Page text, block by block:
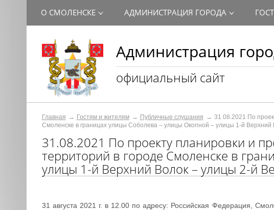
Администрация
официальный сайт
О СМОЛЕНСКЕ АДМИНИСТРАЦИЯ ГОРОДА
Главная Гостям и жителям Публичные слушания
31.08.2021 По
Смоленске в границах улицы Соболева – улицы Окопной – улицы 1-й
31.08.2021 По проекту планировки и
территорий в городе Смоленске в
улицы 1-й Верхний Волок – улицы 2-й
31 августа 2021 г. в 12.00 по адресу: Российская Федерация,